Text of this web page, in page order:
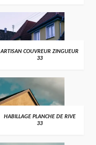
ARTISAN COUVREUR ZINGUEUR
33
HABILLAGE PLANCHE DE RIVE
33